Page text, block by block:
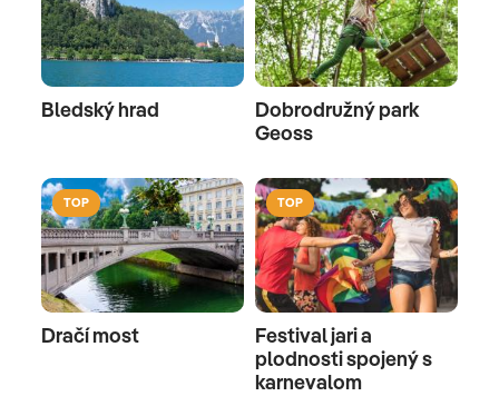
Bledský hrad
Dobrodružný park
Geoss
TOP
Dračí most
TOP
Festival jari a
plodnosti spojený s
karnevalom